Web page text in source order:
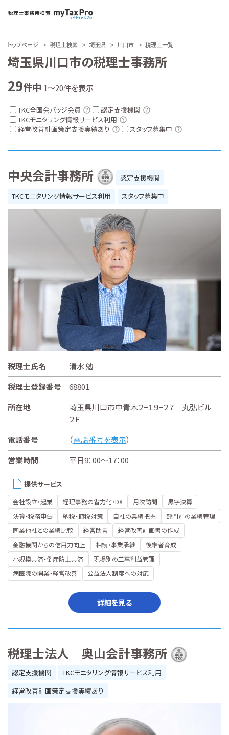
トップページ 税理士検索 埼玉県 川口市 税理士一覧
埼玉県川口市の税理士事務所
29件中 1～20件を表示
TKC全国会バッジ会員
認定支援機関
TKCモニタリング情報サービス利用
経営改善計画策定支援実績あり
スタッフ募集中
中央会計事務所
認定支援機関
TKCモニタリング情報サービス利用
スタッフ募集中
税理士氏名
清水 勉
税理士登録番号
68801
所在地
埼玉県川口市中青木２−１９−２７ 丸弘ビル
２Ｆ
電話番号
（電話番号を表示）
営業時間
平日9：00～17：00
提供サービス
会社設立・起業 経理事務の省力化・DX 月次訪問
黒字決算
決算・税務申告
納税・節税対策 自社の業績把握
部門別の業績管理
同業他社との業績比較
経営助言
経営改善計画書の作成
金融機関からの信用力向上
相続・事業承継
後継者育成
小規模共済・倒産防止共済
現場別の工事利益管理
病医院の開業・経営改善
公益法人制度への対応
詳細を見る
税理士法人 奥山会計事務所
認定支援機関
TKCモニタリング情報サービス利用
経営改善計画策定支援実績あり